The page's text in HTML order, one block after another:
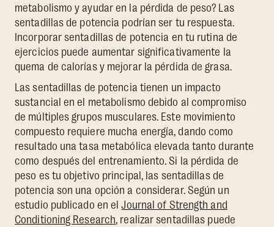
metabolismo y ayudar en la pérdida de peso? Las
sentadillas de potencia podrían ser tu respuesta.
Incorporar sentadillas de potencia en tu rutina de
ejercicios puede aumentar significativamente la
quema de calorías y mejorar la pérdida de grasa.
Las sentadillas de potencia tienen un impacto
sustancial en el metabolismo debido al compromiso
de múltiples grupos musculares. Este movimiento
compuesto requiere mucha energía, dando como
resultado una tasa metabólica elevada tanto durante
como después del entrenamiento. Si la pérdida de
peso es tu objetivo principal, las sentadillas de
potencia son una opción a considerar. Según un
estudio publicado en elJournal of Strength and
Conditioning Research, realizar sentadillas puede